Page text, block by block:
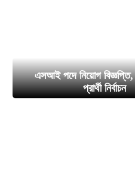
এসআই পদে নিয়োগ বিজ্ঞপ্তি,
প্রার্থী নির্বাচন